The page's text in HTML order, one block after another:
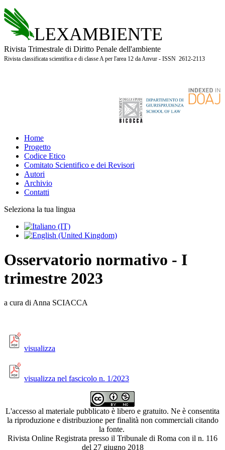
LEXAMBIENTE
Rivista Trimestrale di Diritto Penale dell'ambiente
Rivista classificata scientifica e di classe A per l'area 12 da Anvur - ISSN 2612-2113
Home
Progetto
Codice Etico
Comitato Scientifico e dei Revisori
Autori
Archivio
Contatti
Seleziona la tua lingua
Osservatorio normativo - I
trimestre 2023
a cura di Anna SCIACCA
visualizza
visualizza nel fascicolo n. 1/2023
L'accesso al materiale pubblicato è libero e gratuito. Ne è consentita
la riproduzione e distribuzione per finalità non commerciali citando
la fonte.
Rivista Online Registrata presso il Tribunale di Roma con il n. 116
del 27 giugno 2018